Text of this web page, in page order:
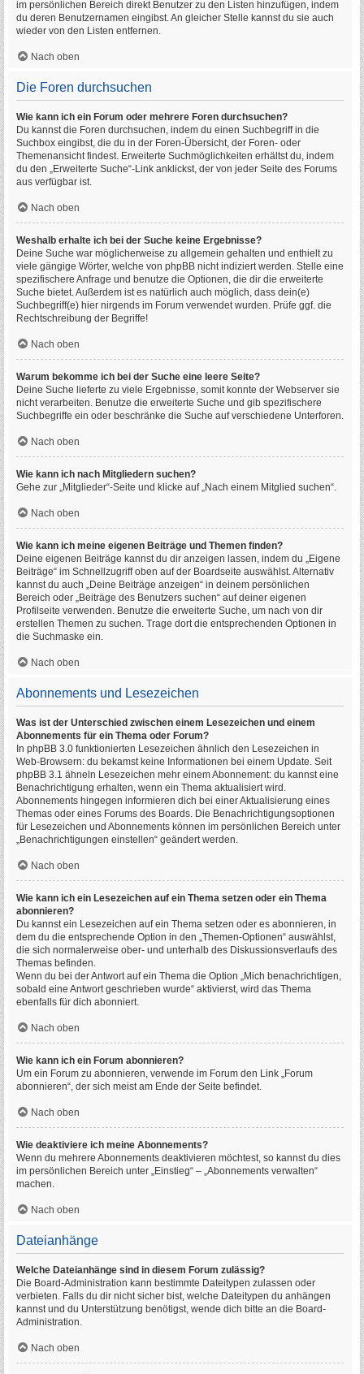
im persönlichen Bereich direkt Benutzer zu den Listen hinzufügen, indem
du deren Benutzernamen eingibst. An gleicher Stelle kannst du sie auch
wieder von den Listen entfernen.
Nach oben
Die Foren durchsuchen
Wie kann ich ein Forum oder mehrere Foren durchsuchen?
Du kannst die Foren durchsuchen, indem du einen Suchbegriff in die
Suchbox eingibst, die du in der Foren-Übersicht, der Foren- oder
Themenansicht findest. Erweiterte Suchmöglichkeiten erhältst du, indem
du den „Erweiterte Suche“-Link anklickst, der von jeder Seite des Forums
aus verfügbar ist.
Nach oben
Weshalb erhalte ich bei der Suche keine Ergebnisse?
Deine Suche war möglicherweise zu allgemein gehalten und enthielt zu
viele gängige Wörter, welche von phpBB nicht indiziert werden. Stelle eine
spezifischere Anfrage und benutze die Optionen, die dir die erweiterte
Suche bietet. Außerdem ist es natürlich auch möglich, dass dein(e)
Suchbegriff(e) hier nirgends im Forum verwendet wurden. Prüfe ggf. die
Rechtschreibung der Begriffe!
Nach oben
Warum bekomme ich bei der Suche eine leere Seite?
Deine Suche lieferte zu viele Ergebnisse, somit konnte der Webserver sie
nicht verarbeiten. Benutze die erweiterte Suche und gib spezifischere
Suchbegriffe ein oder beschränke die Suche auf verschiedene Unterforen.
Nach oben
Wie kann ich nach Mitgliedern suchen?
Gehe zur „Mitglieder“-Seite und klicke auf „Nach einem Mitglied suchen“.
Nach oben
Wie kann ich meine eigenen Beiträge und Themen finden?
Deine eigenen Beiträge kannst du dir anzeigen lassen, indem du „Eigene
Beiträge“ im Schnellzugriff oben auf der Boardseite auswählst. Alternativ
kannst du auch „Deine Beiträge anzeigen“ in deinem persönlichen
Bereich oder „Beiträge des Benutzers suchen“ auf deiner eigenen
Profilseite verwenden. Benutze die erweiterte Suche, um nach von dir
erstellen Themen zu suchen. Trage dort die entsprechenden Optionen in
die Suchmaske ein.
Nach oben
Abonnements und Lesezeichen
Was ist der Unterschied zwischen einem Lesezeichen und einem
Abonnements für ein Thema oder Forum?
In phpBB 3.0 funktionierten Lesezeichen ähnlich den Lesezeichen in
Web-Browsern: du bekamst keine Informationen bei einem Update. Seit
phpBB 3.1 ähneln Lesezeichen mehr einem Abonnement: du kannst eine
Benachrichtigung erhalten, wenn ein Thema aktualisiert wird.
Abonnements hingegen informieren dich bei einer Aktualisierung eines
Themas oder eines Forums des Boards. Die Benachrichtigungsoptionen
für Lesezeichen und Abonnements können im persönlichen Bereich unter
„Benachrichtigungen einstellen“ geändert werden.
Nach oben
Wie kann ich ein Lesezeichen auf ein Thema setzen oder ein Thema
abonnieren?
Du kannst ein Lesezeichen auf ein Thema setzen oder es abonnieren, in
dem du die entsprechende Option in den „Themen-Optionen“ auswählst,
die sich normalerweise ober- und unterhalb des Diskussionsverlaufs des
Themas befinden.
Wenn du bei der Antwort auf ein Thema die Option „Mich benachrichtigen,
sobald eine Antwort geschrieben wurde“ aktivierst, wird das Thema
ebenfalls für dich abonniert.
Nach oben
Wie kann ich ein Forum abonnieren?
Um ein Forum zu abonnieren, verwende im Forum den Link „Forum
abonnieren“, der sich meist am Ende der Seite befindet.
Nach oben
Wie deaktiviere ich meine Abonnements?
Wenn du mehrere Abonnements deaktivieren möchtest, so kannst du dies
im persönlichen Bereich unter „Einstieg“ – „Abonnements verwalten“
machen.
Nach oben
Dateianhänge
Welche Dateianhänge sind in diesem Forum zulässig?
Die Board-Administration kann bestimmte Dateitypen zulassen oder
verbieten. Falls du dir nicht sicher bist, welche Dateitypen du anhängen
kannst und du Unterstützung benötigst, wende dich bitte an die Board-
Administration.
Nach oben